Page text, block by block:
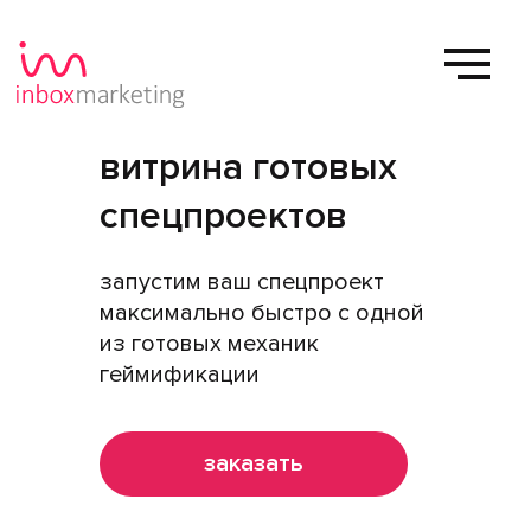
витрина готовых
спецпроектов
запустим ваш спецпроект
максимально быстро с одной
из готовых механик
геймификации
заказать